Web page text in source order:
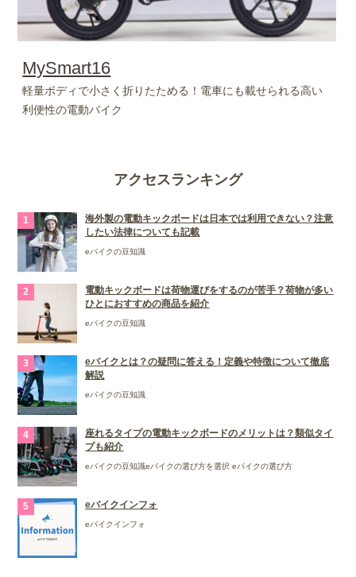
MySmart16
軽量ボディで小さく折りたためる！電車にも載せられる高い
利便性の電動バイク
アクセスランキング
海外製の電動キックボードは日本では利用できない？注意
したい法律についても記載
eバイクの豆知識
電動キックボードは荷物運びをするのが苦手？荷物が多い
ひとにおすすめの商品を紹介
eバイクの豆知識
eバイクとは？の疑問に答える！定義や特徴について徹底
解説
eバイクの豆知識
座れるタイプの電動キックボードのメリットは？類似タイ
プも紹介
eバイクの豆知識eバイクの選び方を選択 eバイクの選び方
eバイクインフォ
eバイクインフォ